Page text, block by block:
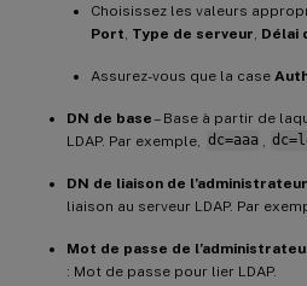
Choisissez les valeurs
Port Type de serveur Délai
Assurez-vous que la case
DN de base– Base à partir de
LDAP. Par exemple,
dc=aaa
DN de liaison de l’administrateur
liaison au serveur LDAP. Par
Mot de passe de
: Mot de passe pour lier LDAP.